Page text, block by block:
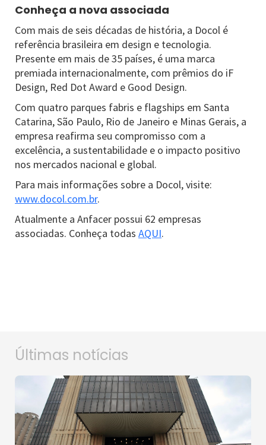
Conheça a nova associada
Com mais de seis décadas de história, a Docol é
referência brasileira em design e tecnologia.
Presente em mais de 35 países, é uma marca
premiada internacionalmente, com prêmios do iF
Design, Red Dot Award e Good Design.
Com quatro parques fabris e flagships em Santa
Catarina, São Paulo, Rio de Janeiro e Minas Gerais, a
empresa reafirma seu compromisso com a
excelência, a sustentabilidade e o impacto positivo
nos mercados nacional e global.
Para mais informações sobre a Docol, visite:
www.docol.com.br.
Atualmente a Anfacer possui 62 empresas
associadas. Conheça todas AQUI.
Últimas notícias